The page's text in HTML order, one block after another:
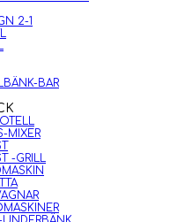
2-1
BAR
MIXER
-GRILL